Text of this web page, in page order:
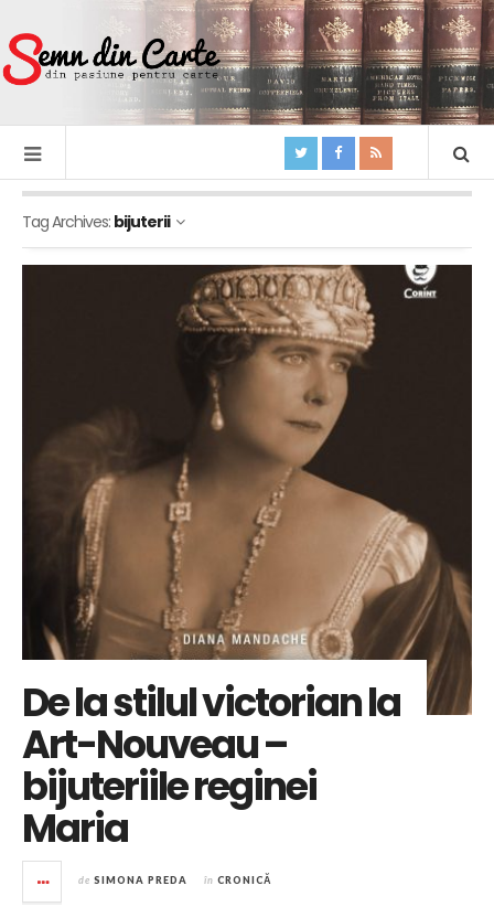
Tag Archives: bijuterii
De la stilul victorian la
Art-Nouveau –
bijuteriile reginei
Maria
de SIMONA PREDA în CRONICĂ